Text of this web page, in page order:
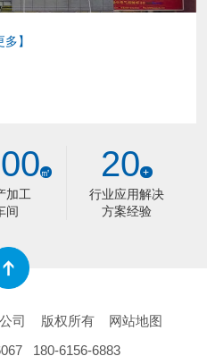
多】
㎡
加工
间
20 +
行业应用解决
方案经验
司 版权所有
网站地图
180-6156-6883